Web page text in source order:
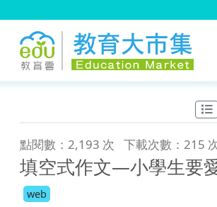
點閱數：2,193 次 下載次數：215
填空式作文—小學生要
web